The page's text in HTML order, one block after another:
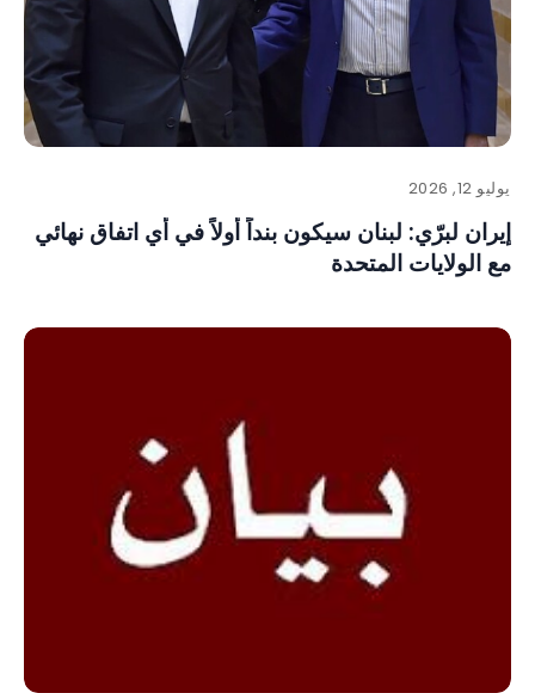
يوليو 12, 2026
إيران لبرّي: لبنان سيكون بنداً أولاً في أي اتفاق نهائي
مع الولايات المتحدة